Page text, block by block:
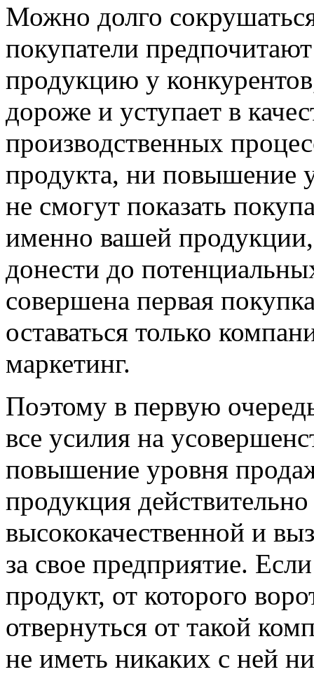
Можно долго
покупатели
продукцию у
дороже и уступает в
производственных
продукта, ни повышение
не смогут показать
именно вашей
донести до
совершена первая
оставаться только
маркетинг.
Поэтому в первую
все усилия на
повышение уровня
продукция
высококачественной и
за свое предприятие.
продукт, от которого
отвернуться от такой
не иметь никаких с ней